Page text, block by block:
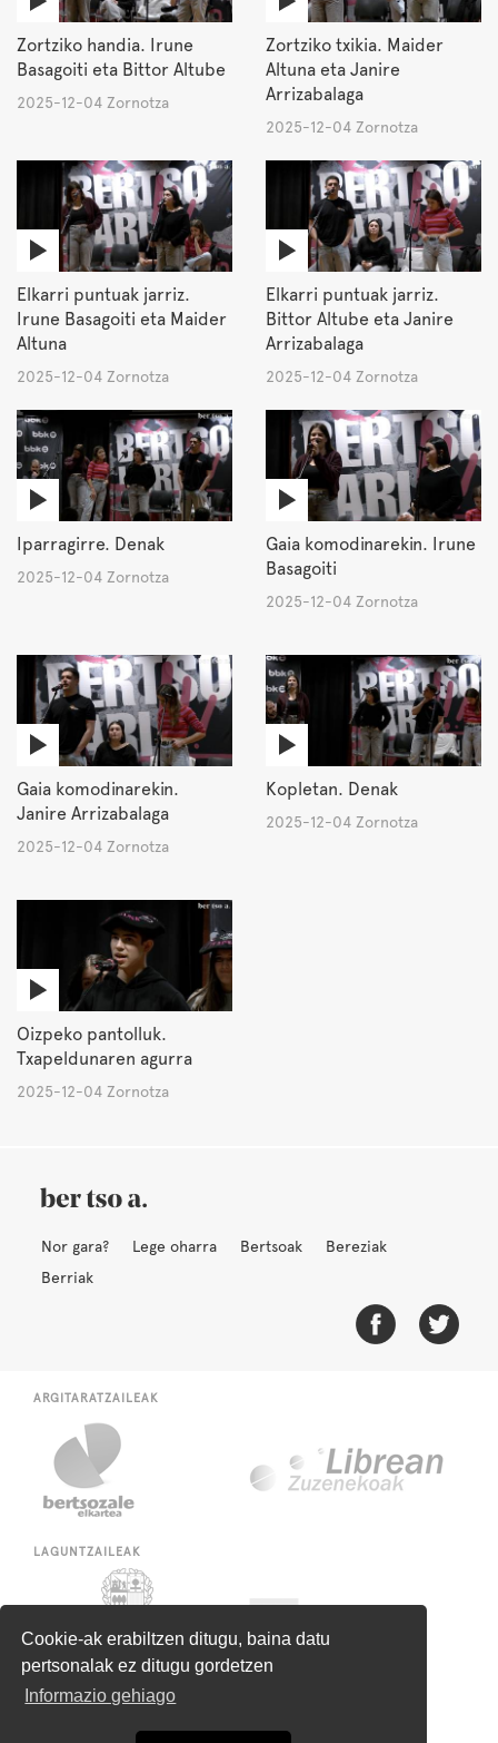
Cookie-ak erabiltzen ditugu, baina datu
pertsonalak ez ditugu gordetzen
Informazio gehiago
Zortziko handia. Irune
Basagoiti eta Bittor Altube
2025-12-04 Zornotza
Zortziko txikia. Maider
Altuna eta Janire
Arrizabalaga
2025-12-04 Zornotza
Elkarri puntuak jarriz.
Irune Basagoiti eta Maider
Altuna
2025-12-04 Zornotza
Elkarri puntuak jarriz.
Bittor Altube eta Janire
Arrizabalaga
2025-12-04 Zornotza
Iparragirre. Denak
2025-12-04 Zornotza
Gaia komodinarekin. Irune
Basagoiti
2025-12-04 Zornotza
Gaia komodinarekin.
Janire Arrizabalaga
2025-12-04 Zornotza
Kopletan. Denak
2025-12-04 Zornotza
Oizpeko pantolluk.
Txapeldunaren agurra
2025-12-04 Zornotza
Nor gara? Lege oharra Bertsoak
Bereziak
Berriak
ARGITARATZAILEAK
LAGUNTZAILEAK